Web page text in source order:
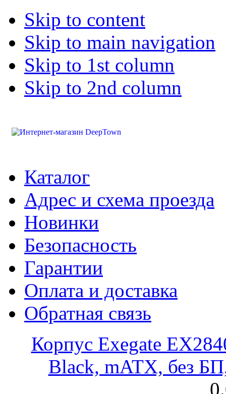
Skip to content
Skip to main navigation
Skip to 1st column
Skip to 2nd column
Каталог
Адрес и схема проезда
Новинки
Безопасность
Гарантии
Оплата и доставка
Обратная связь
Корпус Exegate
Black, mATX, без